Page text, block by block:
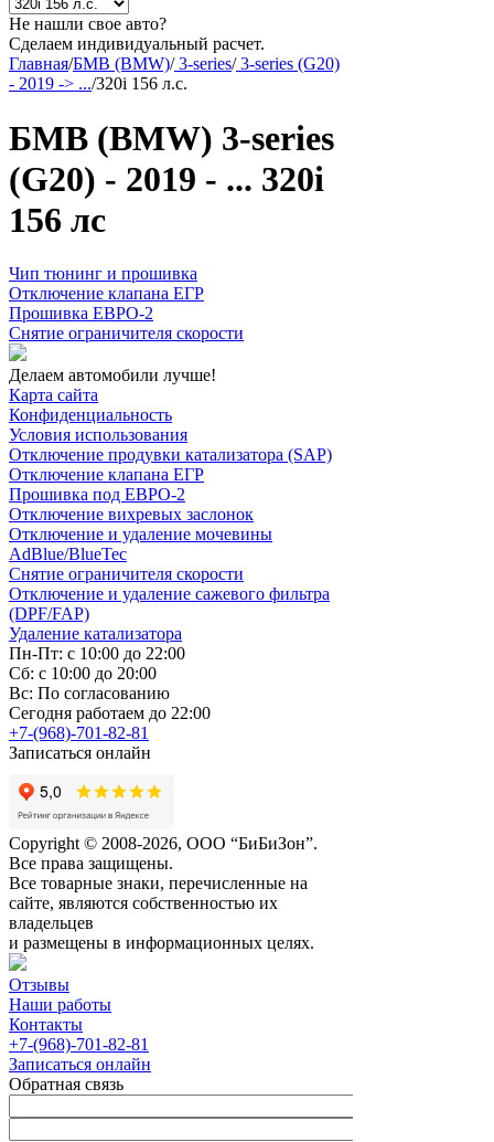
Не нашли свое авто?
Сделаем индивидуальный расчет.
Главная/БМВ (BMW)/3-series/3-series (G20)
- 2019 -> .../320i 156 л.с.
БМВ (BMW) 3-series
(G20) - 2019 - ... 320i
156 лс
Чип тюнинг и прошивка
Отключение клапана ЕГР
Прошивка ЕВРО-2
Снятие ограничителя скорости
Делаем автомобили лучше!
Карта сайта
Конфиденциальность
Условия использования
Отключение продувки катализатора (SAP)
Отключение клапана ЕГР
Прошивка под ЕВРО-2
Отключение вихревых заслонок
Отключение и удаление мочевины
AdBlue/BlueTec
Снятие ограничителя скорости
Отключение и удаление сажевого фильтра
(DPF/FAP)
Удаление катализатора
Пн-Пт: с 10:00 до 22:00
Сб: с 10:00 до 20:00
Вс: По согласованию
Сегодня работаем до 22:00
+7-(968)-701-82-81
Записаться онлайн
Copyright © 2008-2026, ООО “БиБиЗон”.
Все права защищены.
Все товарные знаки, перечисленные на
сайте, являются собственностью их
владельцев
и размещены в информационных целях.
Отзывы
Наши работы
Контакты
+7-(968)-701-82-81
Записаться онлайн
Обратная связь